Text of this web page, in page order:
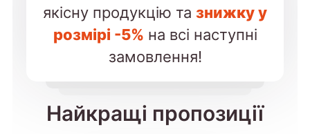
якісну продукцію та знижку у
розмірі -5% на всі наступні
замовлення!
Найкращі пропозиції